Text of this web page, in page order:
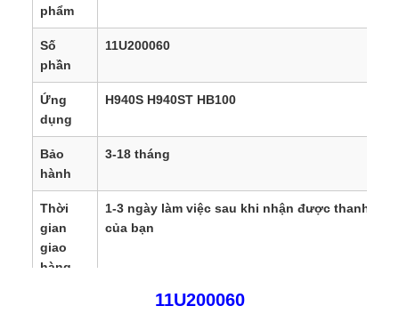
phẩm
Số
phần
11U200060
Ứng
dụng
H940S H940ST HB100
Bảo
hành
3-18 tháng
Thời
gian
giao
hàng
1-3 ngày làm việc sau khi nhận được thanh
của bạn
Bằng đường hàng không/Bằng đường
11U200060